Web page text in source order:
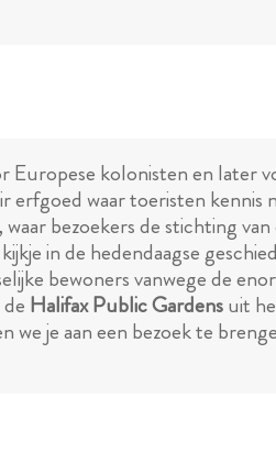
Europese kolonisten en later
waar toeristen kennis
bezoekers de stichting
in de hedendaagse
bewoners vanwege de
Halifax Public Gardensuit
je aan een bezoek te